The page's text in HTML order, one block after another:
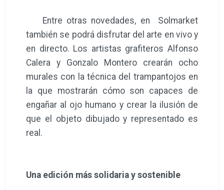
Entre otras novedades, en Solmarket
también se podrá disfrutar del arte en vivo y
en directo. Los artistas grafiteros Alfonso
Calera y Gonzalo Montero crearán ocho
murales con la técnica del trampantojos en
la que mostrarán cómo son capaces de
engañar al ojo humano y crear la ilusión de
que el objeto dibujado y representado es
real.
Una edición más solidaria y sostenible